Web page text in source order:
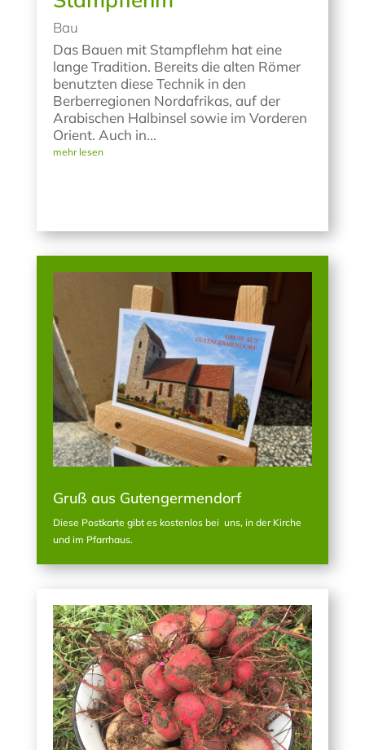
Bau
Das Bauen mit Stampflehm hat eine
lange Tradition. Bereits die alten Römer
benutzten diese Technik in den
Berberregionen Nordafrikas, auf der
Arabischen Halbinsel sowie im Vorderen
Orient. Auch in...
mehr lesen
Gruß aus Gutengermendorf
Diese Postkarte gibt es kostenlos bei uns, in der Kirche
und im Pfarrhaus.